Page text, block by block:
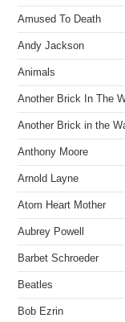
Amused To Death
Andy Jackson
Animals
Another Brick In The
Another Brick in the
Anthony Moore
Arnold Layne
Atom Heart Mother
Aubrey Powell
Barbet Schroeder
Beatles
Bob Ezrin